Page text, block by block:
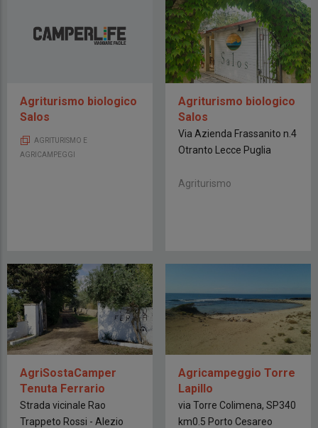
Agriturismo biologico
Salos
AGRITURISMO E
AGRICAMPEGGI
Agriturismo biologico
Salos
Via Azienda Frassanito n.4
Otranto Lecce Puglia
Agriturismo
AgriSostaCamper
Tenuta Ferrario
Strada vicinale Rao
Trappeto Rossi - Alezio
Agricampeggio Torre
Lapillo
via Torre Colimena, SP340
km0.5 Porto Cesareo